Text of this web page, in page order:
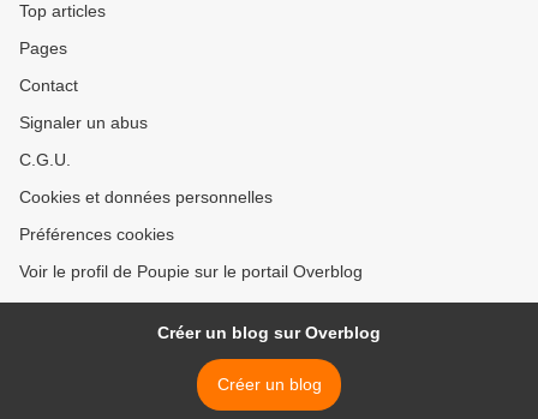
Top articles
Pages
Contact
Signaler un abus
C.G.U.
Cookies et données personnelles
Préférences cookies
Voir le profil de Poupie sur le portail Overblog
Créer un blog sur Overblog
Créer un blog